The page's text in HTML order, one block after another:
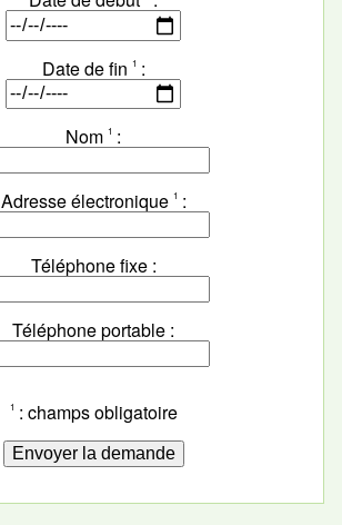
Date de fin 1
Nom 1
Adresse électronique 1
Téléphone fixe
Téléphone portable
1 : champs obligatoire